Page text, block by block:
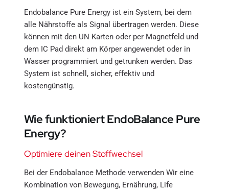
Endobalance Pure Energy ist ein System, bei dem
alle Nährstoffe als Signal übertragen werden. Diese
können mit den UN Karten oder per Magnetfeld und
dem IC Pad direkt am Körper angewendet oder in
Wasser programmiert und getrunken werden. Das
System ist schnell, sicher, effektiv und
kostengünstig.
Wie funktioniert EndoBalance Pure
Energy?
Optimiere deinen Stoffwechsel
Bei der Endobalance Methode verwenden Wir eine
Kombination von Bewegung, Ernährung, Life